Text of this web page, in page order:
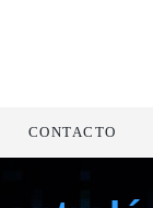
CONTACTO